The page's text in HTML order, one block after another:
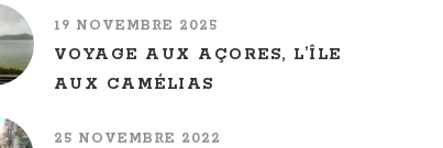
19 NOVEMBRE 2025
VOYAGE AUX AÇORES, L’ÎLE
AUX CAMÉLIAS
25 NOVEMBRE 2022